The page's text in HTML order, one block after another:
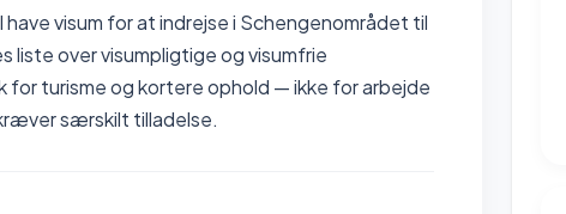
visum for at indrejse i Schengenområdet til
liste over visumpligtige og visumfrie
turisme og kortere ophold — ikke for arbejde
særskilt tilladelse.